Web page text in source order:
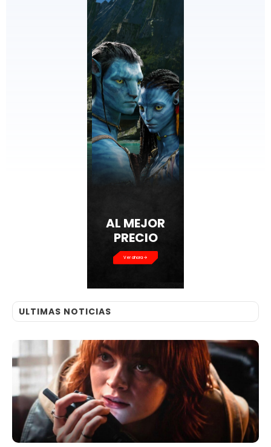
AL MEJOR
PRECIO
Ver ahora
ULTIMAS NOTICIAS